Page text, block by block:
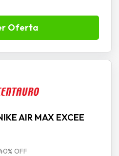
Oferta
AIR MAX EXCEE
OFF